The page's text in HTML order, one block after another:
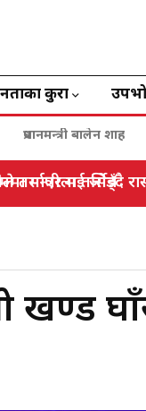
कुरा
प्रधानमन्त्री बालेन शाह
म तर्सिन्नँ